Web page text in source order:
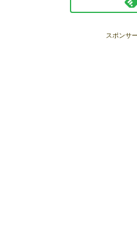
スポンサ